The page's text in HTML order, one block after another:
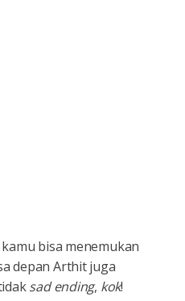
bisa menemukan
depan Arthit juga
sad ending, kok!